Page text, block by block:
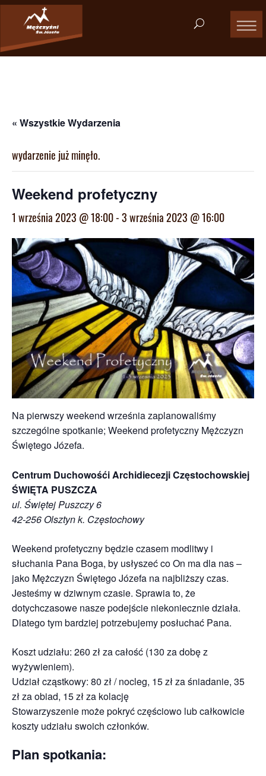
« Wszystkie Wydarzenia
wydarzenie już minęło.
Weekend profetyczny
1 września 2023 @ 18:00-3 września 2023 @ 16:00
Na pierwszy weekend września zaplanowaliśmy
szczególne spotkanie; Weekend profetyczny Mężczyzn
Świętego Józefa.
Centrum Duchowośći Archidiecezji Częstochowskiej
ŚWIĘTA PUSZCZA
ul. Świętej Puszczy 6
42-256 Olsztyn k. Częstochowy
Weekend profetyczny będzie czasem modlitwy i
słuchania Pana Boga, by usłyszeć co On ma dla nas –
jako Mężczyzn Świętego Józefa na najbliższy czas.
Jesteśmy w dziwnym czasie. Sprawia to, że
dotychczasowe nasze podejście niekoniecznie działa.
Dlatego tym bardziej potrzebujemy posłuchać Pana.
Koszt udziału: 260 zł za całość (130 za dobę z
wyżywieniem).
Udział cząstkowy: 80 zł / nocleg, 15 zł za śniadanie, 35
zł za obiad, 15 zł za kolację
Stowarzyszenie może pokryć częściowo lub całkowicie
koszty udziału swoich członków.
Plan spotkania: